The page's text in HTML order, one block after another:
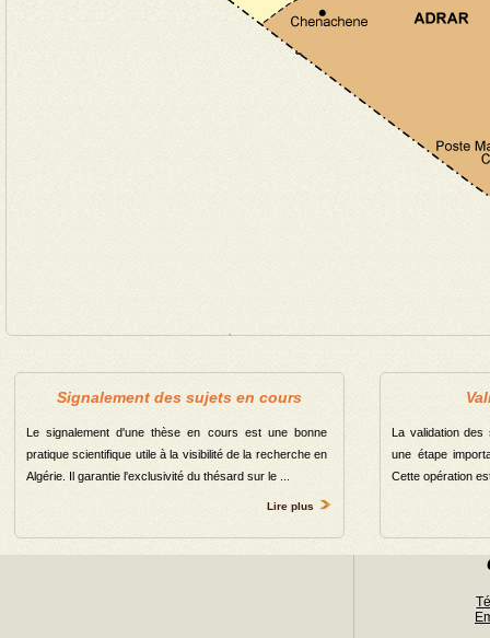
Signalement des sujets en cours
Le signalement d'une thèse en cours est une bonne
pratique scientifique utile à la visibilité de la recherche en
Algérie. Il garantie l'exclusivité du thésard sur le ...
Lire plus
La validation
une étape
Cette opération